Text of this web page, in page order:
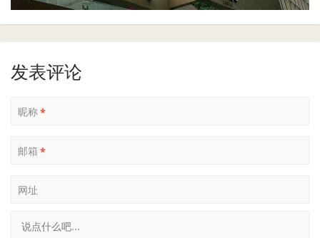
发表评论
昵称*
邮箱 *
网址